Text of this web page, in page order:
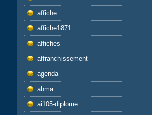
affiche
affiche1871
affiches
affranchissement
agenda
ahma
ai105-diplome